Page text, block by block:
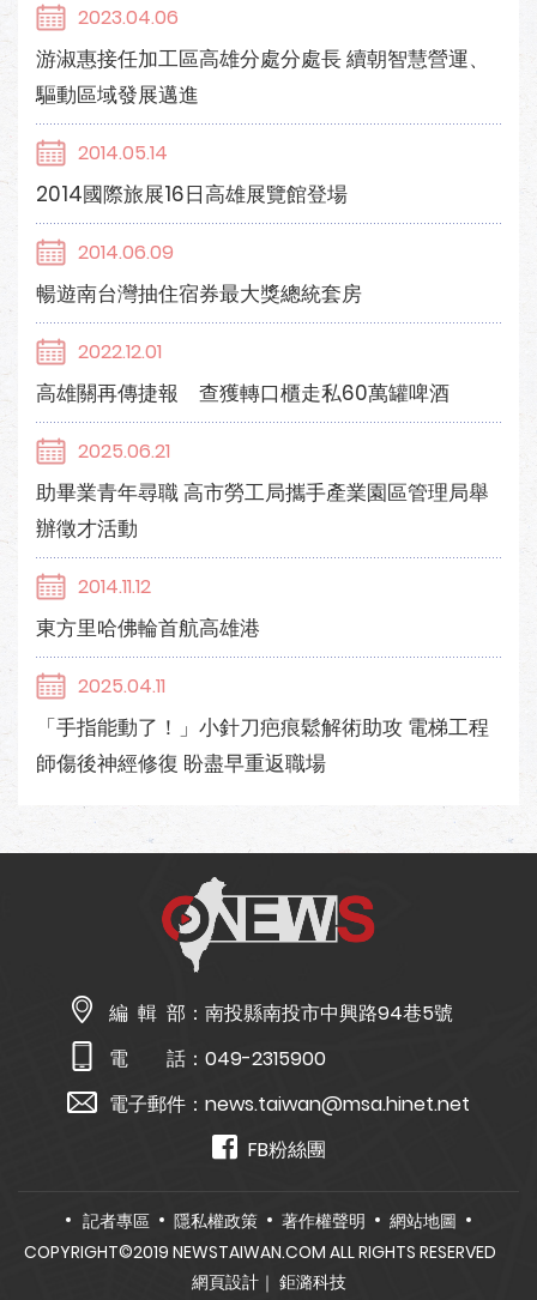
2023.04.06
游淑惠接任加工區高雄分處分處長 續朝智慧營運、
驅動區域發展邁進
2014.05.14
2014國際旅展16日高雄展覽館登場
2014.06.09
暢遊南台灣抽住宿券最大獎總統套房
2022.12.01
高雄關再傳捷報 查獲轉口櫃走私60萬罐啤酒
2025.06.21
助畢業青年尋職 高市勞工局攜手產業園區管理局舉
辦徵才活動
2014.11.12
東方里哈佛輪首航高雄港
2025.04.11
「手指能動了！」小針刀疤痕鬆解術助攻 電梯工程
師傷後神經修復 盼盡早重返職場
編 輯 部： 南投縣南投市中興路94巷5號
電 話： 049-2315900
電子郵件： news.taiwan@msa.hinet.net
FB粉絲團
記者專區 隱私權政策 著作權聲明
網站地圖
COPYRIGHT©2019 NEWSTAIWAN.COM ALL RIGHTS RESERVED
網頁設計｜ 鉅潞科技